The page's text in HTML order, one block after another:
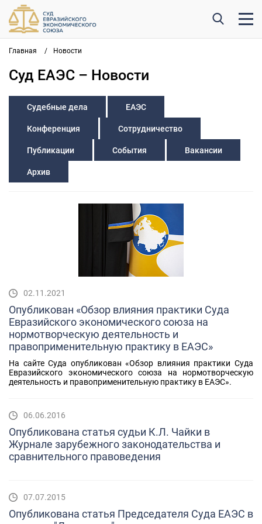
Главная / Новости
Суд ЕАЭС – Новости
Судебные дела ЕАЭС
Конференция Сотрудничество
Публикации События Вакансии
Архив
02.11.2021
Опубликован «Обзор влияния практики Суда
Евразийского экономического союза на
нормотворческую деятельность и
правоприменительную практику в ЕАЭС»
На сайте Суда опубликован «Обзор влияния практики Суда
Евразийского экономического союза на нормотворческую
деятельность и правоприменительную практику в ЕАЭС».
06.06.2016
Опубликована статья судьи К.Л. Чайки в
Журнале зарубежного законодательства и
сравнительного правоведения
07.07.2015
Опубликована статья Председателя Суда ЕАЭС в